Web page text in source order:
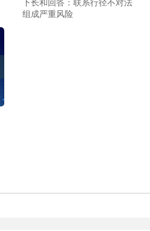
组成严重风险